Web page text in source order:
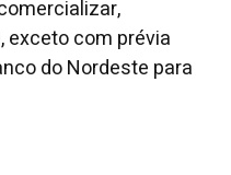
com prévia
do Nordeste para